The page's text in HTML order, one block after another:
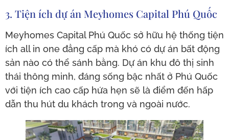
3. Tiện ích dự án Meyhomes Capital Phú Quốc
Meyhomes Capital Phú Quốc sở hữu hệ thống tiện
ích all in one đẳng cấp mà khó có dự án bất động
sản nào có thể sánh bằng. Dự án khu đô thị sinh
thái thông minh, đáng sống bậc nhất ở Phú Quốc
với tiện ích cao cấp hứa hẹn sẽ là điểm đến hấp
dẫn thu hút du khách trong và ngoài nước.